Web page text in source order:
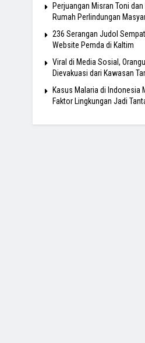
Perjuangan Misran Toni
Rumah Perlindungan
236 Serangan Judol
Website Pemda di Kaltim
Viral di Media Sosial,
Dievakuasi dari Kawasan
Kasus Malaria di Indonesia
Faktor Lingkungan Jadi